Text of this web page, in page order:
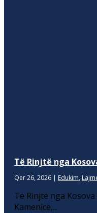
Të Rinjtë nga
Qer 26, 2026 | Edukim,
Të Rinjtë nga
Kamenicë,...